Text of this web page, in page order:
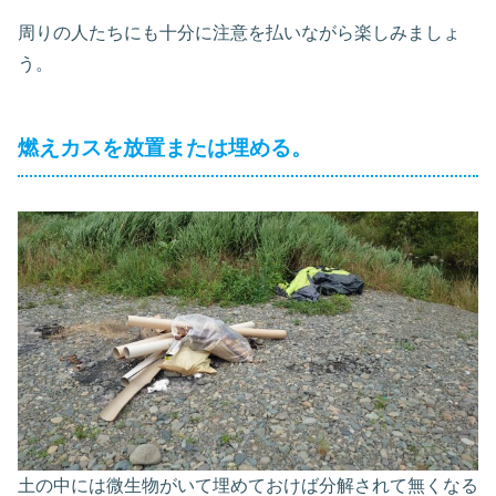
周りの人たちにも十分に注意を払いながら楽しみましょ
う。
燃えカスを放置または埋める。
土の中には微生物がいて埋めておけば分解されて無くなる